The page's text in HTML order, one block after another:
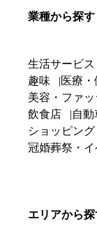
業種から探す
生活サービス
趣味
医療
美容・ファ
飲食店
自
ショッピング
冠婚葬祭・イ
エリアから探